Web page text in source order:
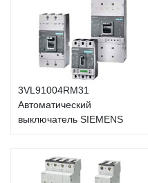
3VL91004RM31
Автоматический
выключатель SIEMENS